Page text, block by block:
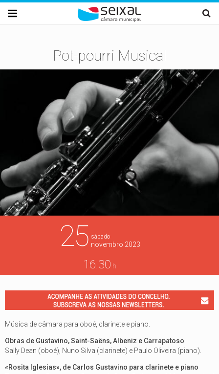
Passar para o conteúdo principal

Pot-pourri Musical
25 sábado
novembro 2023
16.30 h
Música de câmara para oboé, clarinete e piano.
Obras de Gustavino, Saint-Saëns, Albeniz e Carrapatoso
Sally Dean (oboé), Nuno Silva (clarinete) e Paulo Oliveira (piano).
«Rosita Iglesias», de Carlos Gustavino para clarinete e piano